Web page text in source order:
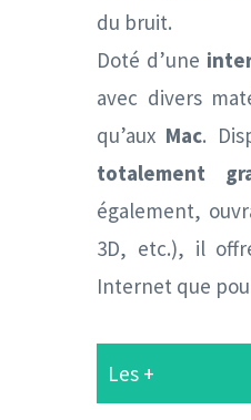
du bruit.
Doté d’une
avec divers
qu’aux Mac.
totalement
également,
3D, etc.), il
Internet que
Les +